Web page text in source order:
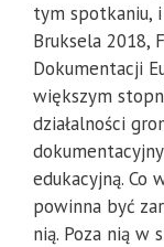
tym spotkaniu,
Bruksela 2018,
Dokumentacji
większym
działalności
edukacyjną. Co
powinna być
nią. Poza nią w